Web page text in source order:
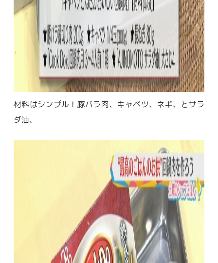
材料はシンプル！豚バラ肉、キャベツ、ネギ、とサラ
ダ油、